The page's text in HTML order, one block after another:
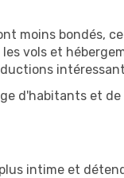
moins bondés,
vols et
d'habitants et
intime et